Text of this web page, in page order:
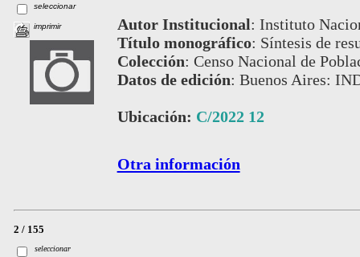
seleccionar
imprimir Autor Institucional: Instituto
Título monográfico: Síntesis de
Colección: Censo Nacional de
Datos de edición: Buenos Aires:
Ubicación: C/2022 12
Otra información
2 / 155
seleccionar